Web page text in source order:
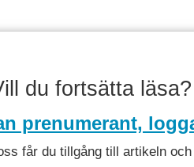
du fortsätta läsa?
prenumerant,
får du tillgång till artikeln